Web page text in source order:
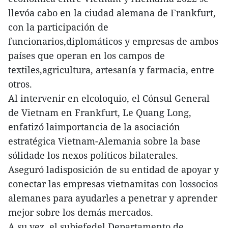
llevóa cabo en la ciudad alemana de Frankfurt,
con la participación de
funcionarios,diplomáticos y empresas de ambos
países que operan en los campos de
textiles,agricultura, artesanía y farmacia, entre
otros.
Al intervenir en elcoloquio, el Cónsul General
de Vietnam en Frankfurt, Le Quang Long,
enfatizó laimportancia de la asociación
estratégica Vietnam-Alemania sobre la base
sólidade los nexos políticos bilaterales.
Aseguró ladisposición de su entidad de apoyar y
conectar las empresas vietnamitas con lossocios
alemanes para ayudarles a penetrar y aprender
mejor sobre los demás mercados.